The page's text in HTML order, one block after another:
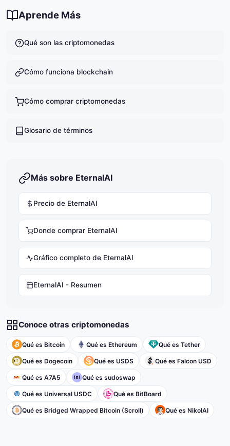
Aprende Más
Qué son las criptomonedas
Cómo funciona blockchain
Cómo comprar criptomonedas
Glosario de términos
Más sobre EternalAI
Precio de EternalAI
Donde comprar EternalAI
Gráfico completo de EternalAI
EternalAI - Resumen
Conoce otras criptomonedas
Qué es Bitcoin Qué es Ethereum Qué es Tether
Qué es Dogecoin Qué es USDS Qué es Falcon USD
Qué es A7A5 Qué es sudoswap
Qué es Universal USDC Qué es BitBoard
Qué es Bridged Wrapped Bitcoin (Scroll) Qué es NikolAI